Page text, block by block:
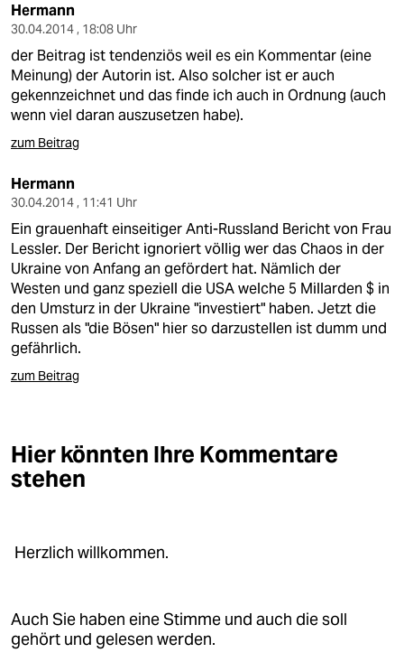
Hermann
30.04.2014 , 18:08 Uhr
der Beitrag ist tendenziös weil es ein Kommentar (eine
Meinung) der Autorin ist. Also solcher ist er auch
gekennzeichnet und das finde ich auch in Ordnung (auch
wenn viel daran auszusetzen habe).
zum Beitrag
Hermann
30.04.2014 , 11:41 Uhr
Ein grauenhaft einseitiger Anti-Russland Bericht von Frau
Lessler. Der Bericht ignoriert völlig wer das Chaos in der
Ukraine von Anfang an gefördert hat. Nämlich der
Westen und ganz speziell die USA welche 5 Millarden $ in
den Umsturz in der Ukraine "investiert" haben. Jetzt die
Russen als "die Bösen" hier so darzustellen ist dumm und
gefährlich.
zum Beitrag
Hier könnten Ihre Kommentare
stehen
Herzlich willkommen.
Auch Sie haben eine Stimme und auch die soll
gehört und gelesen werden.